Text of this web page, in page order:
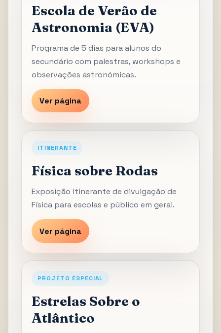
Escola de Verão de
Astronomia (EVA)
Programa de 5 dias para alunos do
secundário com palestras, workshops e
observações astronómicas.
Ver página
ITINERANTE
Física sobre Rodas
Exposição itinerante de divulgação de
Física para escolas e público em geral.
Ver página
PROJETO ESPECIAL
Estrelas Sobre o
Atlântico